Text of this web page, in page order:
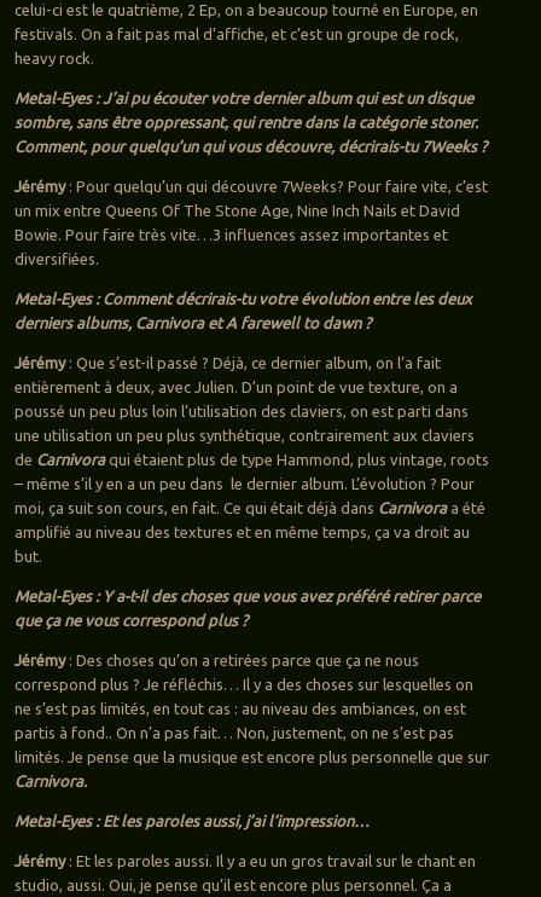
celui-ci est le quatrième, 2 Ep, on a beaucoup tourné en Europe, en
festivals. On a fait pas mal d’affiche, et c’est un groupe de rock,
heavy rock.
Metal-Eyes : J’ai pu écouter votre dernier album qui est un disque
sombre, sans être oppressant, qui rentre dans la catégorie stoner.
Comment, pour quelqu’un qui vous découvre, décrirais-tu 7Weeks ?
Jérémy: Pour quelqu’un qui découvre 7Weeks? Pour faire vite, c’est
un mix entre Queens Of The Stone Age, Nine Inch Nails et David
Bowie. Pour faire très vite…3 influences assez importantes et
diversifiées.
Metal-Eyes : Comment décrirais-tu votre évolution entre les deux
derniers albums, Carnivora et A farewell to dawn ?
Jérémy: Que s’est-il passé ? Déjà, ce dernier album, on l’a fait
entièrement à deux, avec Julien. D’un point de vue texture, on a
poussé un peu plus loin l’utilisation des claviers, on est parti dans
une utilisation un peu plus synthétique, contrairement aux claviers
de Carnivoraqui étaient plus de type Hammond, plus vintage, roots
– même s’il y en a un peu dans le dernier album. L’évolution ? Pour
moi, ça suit son cours, en fait. Ce qui était déjà dans Carnivoraa été
amplifié au niveau des textures et en même temps, ça va droit au
but.
Metal-Eyes : Y a-t-il des choses que vous avez préféré retirer parce
que ça ne vous correspond plus ?
Jérémy: Des choses qu’on a retirées parce que ça ne nous
correspond plus ? Je réfléchis… Il y a des choses sur lesquelles on
ne s’est pas limités, en tout cas : au niveau des ambiances, on est
partis à fond.. On n’a pas fait… Non, justement, on ne s’est pas
limités. Je pense que la musique est encore plus personnelle que sur
Carnivora.
Metal-Eyes : Et les paroles aussi, j’ai l’impression…
Jérémy: Et les paroles aussi. Il y a eu un gros travail sur le chant en
studio, aussi. Oui, je pense qu’il est encore plus personnel. Ça a